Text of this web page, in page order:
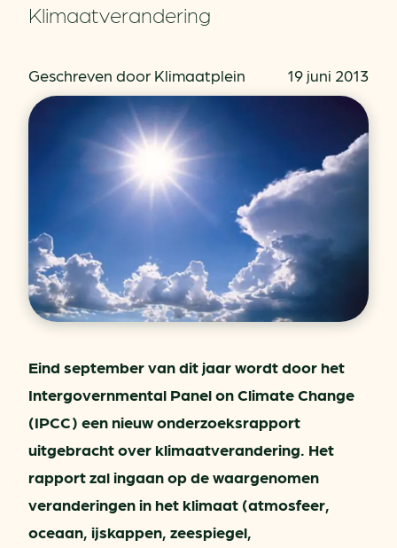
Klimaatverandering
Geschreven door Klimaatplein 19 juni 2013
Eind september van dit jaar wordt door het
Intergovernmental Panel on Climate Change
(IPCC) een nieuw onderzoeksrapport
uitgebracht over klimaatverandering. Het
rapport zal ingaan op de waargenomen
veranderingen in het klimaat (atmosfeer,
oceaan, ijskappen, zeespiegel,